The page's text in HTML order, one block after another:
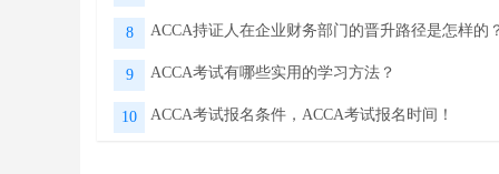
8 ACCA持证人在企业财务部门的晋升路径是怎样的
9 ACCA考试有哪些实用的学习方法？
10 ACCA考试报名条件，ACCA考试报名时间！